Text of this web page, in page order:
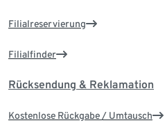
Filialreservierung
Filialfinder
Rücksendung & Reklamation
Kostenlose Rückgabe / Umtausch